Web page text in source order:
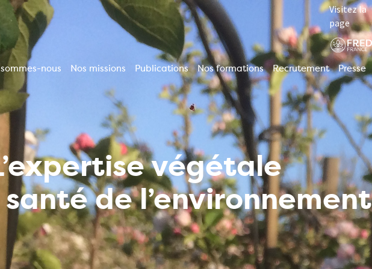
Visitez la
page
nous Nos missions Publications Nos formations Recrutement Presse
végétale
de l’environnement